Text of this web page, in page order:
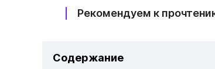
Рекомендуем к
Содержание